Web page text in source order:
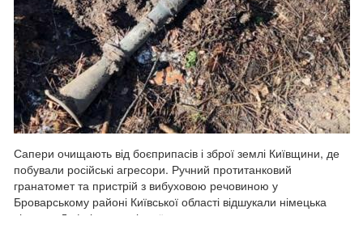
​Сапери очищають від боєприпасів і зброї землі Київщини, де
побували російські агресори. Ручний протитанковий
гранатомет та пристрій з вибуховою речовиною у
Броварському районі Київської області відшукали німецька
вівчарка Дафні разом зі своїм господар...